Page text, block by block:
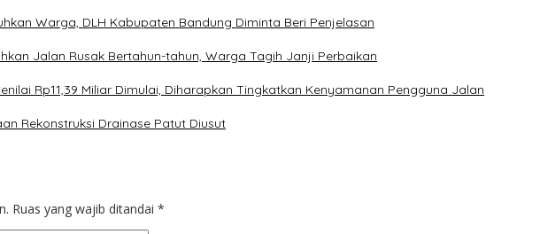
Warga, DLH Kabupaten Bandung Diminta Beri Penjelasan
Jalan Rusak Bertahun-tahun, Warga Tagih Janji Perbaikan
Rp11,39 Miliar Dimulai, Diharapkan Tingkatkan Kenyamanan Pengguna Jalan
Rekonstruksi Drainase Patut Diusut
Ruas yang wajib ditandai *